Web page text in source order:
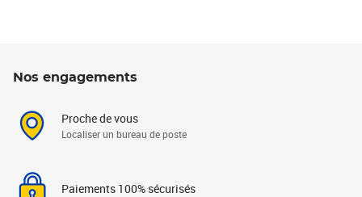
Nos engagements
Proche de vous
Localiser un bureau de poste
Paiements 100% sécurisés